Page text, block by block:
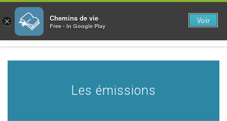
Les émissions
× Chemins de vie
Free - In Google Play
Voir